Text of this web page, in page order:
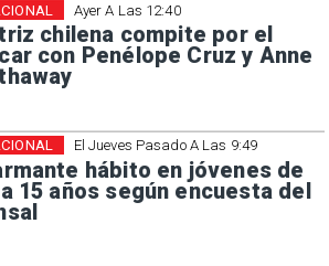
Ayer A Las 12:40
chilena compite por el
con Penélope Cruz y Anne
El Jueves Pasado A Las 9:49
hábito en jóvenes de
15 años según encuesta del